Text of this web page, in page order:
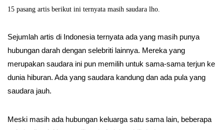
15 pasang artis berikut ini ternyata masih saudara lho.
Sejumlah artis di Indonesia ternyata ada yang masih punya
hubungan darah dengan selebriti lainnya. Mereka yang
merupakan saudara ini pun memilih untuk sama-sama terjun ke
dunia hiburan. Ada yang saudara kandung dan ada pula yang
saudara jauh.
Meski masih ada hubungan keluarga satu sama lain, beberapa